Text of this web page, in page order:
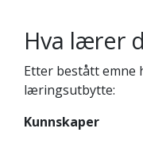
Hva lærer
Etter bestått emne
læringsutbytte:
Kunnskaper